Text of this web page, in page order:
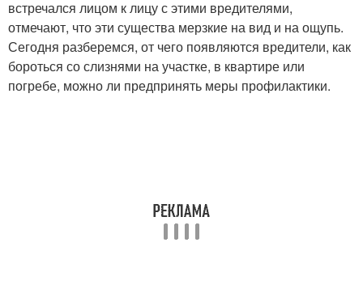
встречался лицом к лицу с этими вредителями,
отмечают, что эти существа мерзкие на вид и на ощупь.
Сегодня разберемся, от чего появляются вредители, как
бороться со слизнями на участке, в квартире или
погребе, можно ли предпринять меры профилактики.